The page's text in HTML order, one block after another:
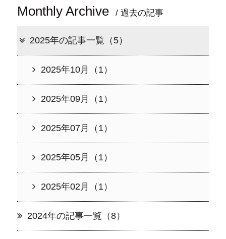
Monthly Archive / 過去の記事
2025年の記事一覧（5）
2025年10月（1）
2025年09月（1）
2025年07月（1）
2025年05月（1）
2025年02月（1）
2024年の記事一覧（8）